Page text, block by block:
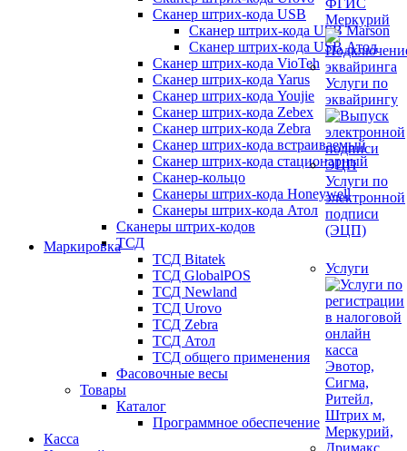
Сканер штрих-кода USB
Сканер штрих-кода USB Marson
Сканер штрих-кода USB Атол
Сканер штрих-кода VioTeh
Сканер штрих-кода Yarus
Сканер штрих-кода Youjie
Сканер штрих-кода Zebex
Сканер штрих-кода Zebra
Сканер штрих-кода встраиваемый
Сканер штрих-кода стационарный
Сканер-кольцо
Сканеры штрих-кода Honeywell
Сканеры штрих-кода Атол
Сканеры штрих-кодов
ТСД
ТСД Bitatek
ТСД GlobalPOS
ТСД Newland
ТСД Urovo
ТСД Zebra
ТСД Атол
ТСД общего применения
Фасовочные весы
Товары
Каталог
Программное обеспечение
Касса
ФГИС
Меркурий
Услуги по
эквайрингу
Услуги по
электронной
подписи
(ЭЦП)
Маркировка
Услуги